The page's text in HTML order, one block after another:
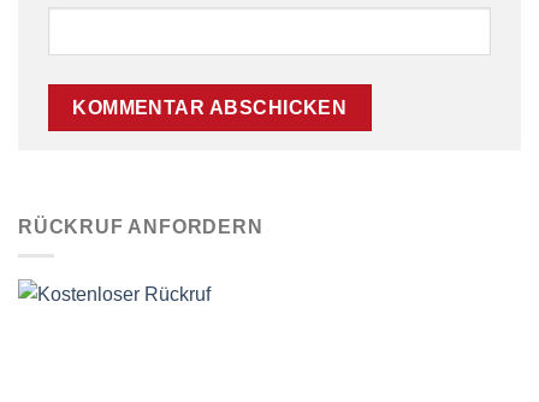
RÜCKRUF ANFORDERN